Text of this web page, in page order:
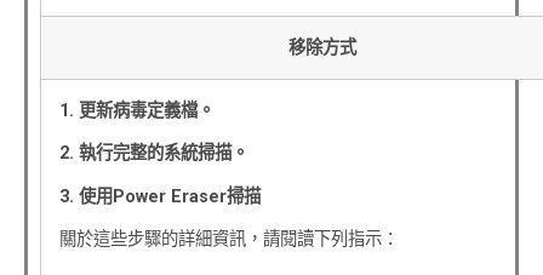
移除方式
1. 更新病毒定義檔。
2. 執行完整的系統掃描。
3. 使用 Power Eraser掃描
關於這些步驟的詳細資訊，請閱讀下列指示：